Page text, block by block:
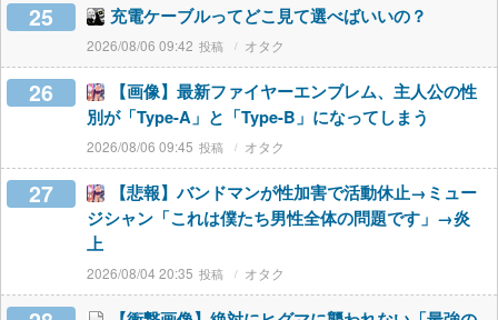
25 充電ケーブルってどこ見て選べばいいの？
2026/08/06 09:42 オタク
26
【画像】最新ファイヤーエンブレム、主人公の性
別が「Type-A」と「Type-B」になってしまう
2026/08/06 09:45 オタク
27
【悲報】バンドマンが性加害で活動休止→ミュー
ジシャン「これは僕たち男性全体の問題です」→炎
上
2026/08/04 20:35 オタク